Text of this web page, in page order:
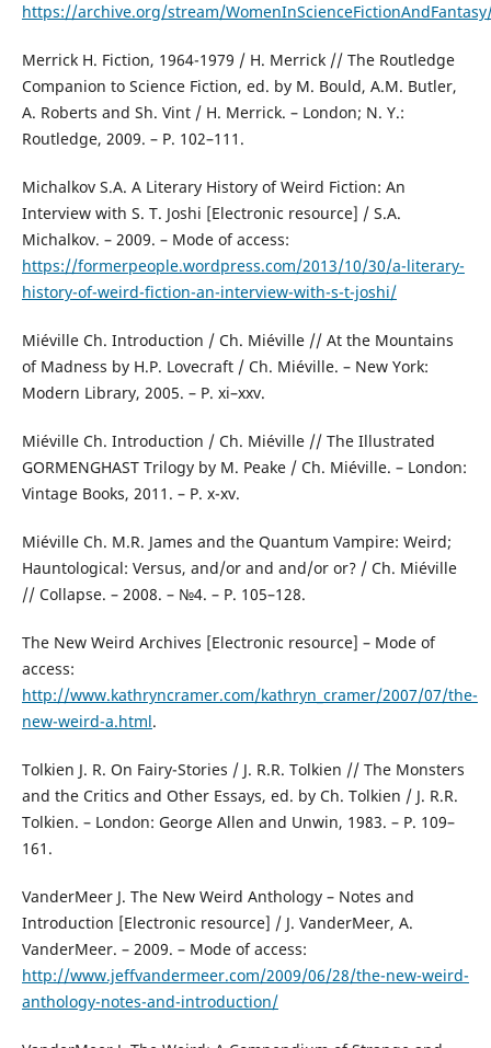
https://archive.org/stream/
Merrick H. Fiction, 1964-1979 / H. Merrick // The Routledge
Companion to Science Fiction, ed. by M. Bould, A.M. Butler,
A. Roberts and Sh. Vint / H. Merrick. – London; N. Y.:
Routledge, 2009. – P. 102–111.
Michalkov S.A. A Literary History of Weird Fiction: An
Interview with S. T. Joshi [Electronic resource] / S.A.
Michalkov. – 2009. – Mode of access:
https://formerpeople.wordpress.com/2013/10/30/a-literary-
history-of-weird-fiction-an-interview-with-s-t-joshi/
Miéville Ch. Introduction / Ch. Miéville // At the Mountains
of Madness by H.P. Lovecraft / Ch. Miéville. – New York:
Modern Library, 2005. – P. xi–xxv.
Miéville Ch. Introduction / Ch. Miéville // The Illustrated
GORMENGHAST Trilogy by M. Peake / Ch. Miéville. – London:
Vintage Books, 2011. – P. x-xv.
Miéville Ch. M.R. James and the Quantum Vampire: Weird;
Hauntological: Versus, and/or and and/or or? / Ch. Miéville
// Collapse. – 2008. – №4. – P. 105–128.
The New Weird Archives [Electronic resource] – Mode of
access:
http://www.kathryncramer.com/kathryn_cramer/2007/07/the-
new-weird-a.html.
Tolkien J. R. On Fairy-Stories / J. R.R. Tolkien // The Monsters
and the Critics and Other Essays, ed. by Ch. Tolkien / J. R.R.
Tolkien. – London: George Allen and Unwin, 1983. – P. 109–
161.
VanderMeer J. The New Weird Anthology – Notes and
Introduction [Electronic resource] / J. VanderMeer, A.
VanderMeer. – 2009. – Mode of access:
http://www.jeffvandermeer.com/2009/06/28/the-new-weird-
anthology-notes-and-introduction/